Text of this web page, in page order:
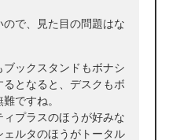
で、見た目の問題はな
ックスタンドもボナシ
となると、デスクもボ
ですね。
プラスのほうが好みな
ルタのほうがトータル